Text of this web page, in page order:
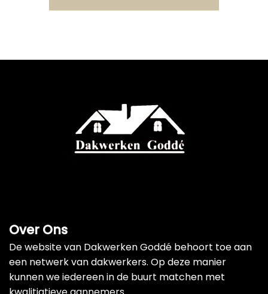
Over Ons
De website van Dakwerken Goddé behoort toe aan
een netwerk van dakwerkers. Op deze manier
kunnen we iedereen in de buurt matchen met